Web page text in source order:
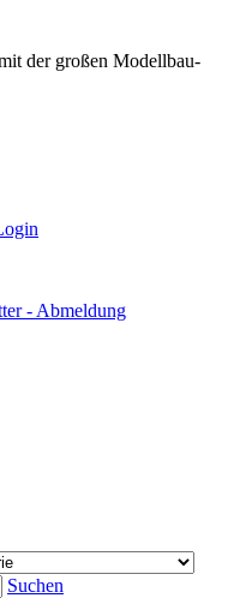
der großen Modellbau-
- Abmeldung
Suchen